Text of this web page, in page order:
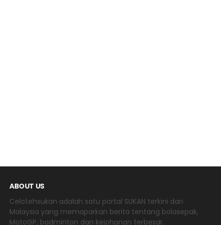
ABOUT US
Celotehsukan adalah satu portal SUKAN terkini dari
Malaysia yang memaparkan berita tentang bolasepak,
MotoGP, badminton dan kejohanan terbesar.